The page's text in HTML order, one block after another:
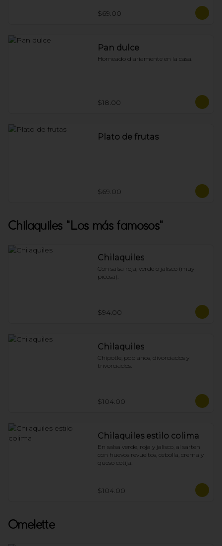
$69.00
Pan dulce
Horneado diariamente en la casa.
$18.00
Plato de frutas
$69.00
Chilaquiles "Los más famosos"
Chilaquiles
Con salsa roja, verde o jalisco (muy
picosa).
$94.00
Chilaquiles
Chipotle, poblanos, divorciados y
trivorciados.
$104.00
Chilaquiles estilo colima
En salsa verde, roja y jalisco, al sarten
con huevos revueltos, cebolla, crema y
queso cotija.
$104.00
Omelette